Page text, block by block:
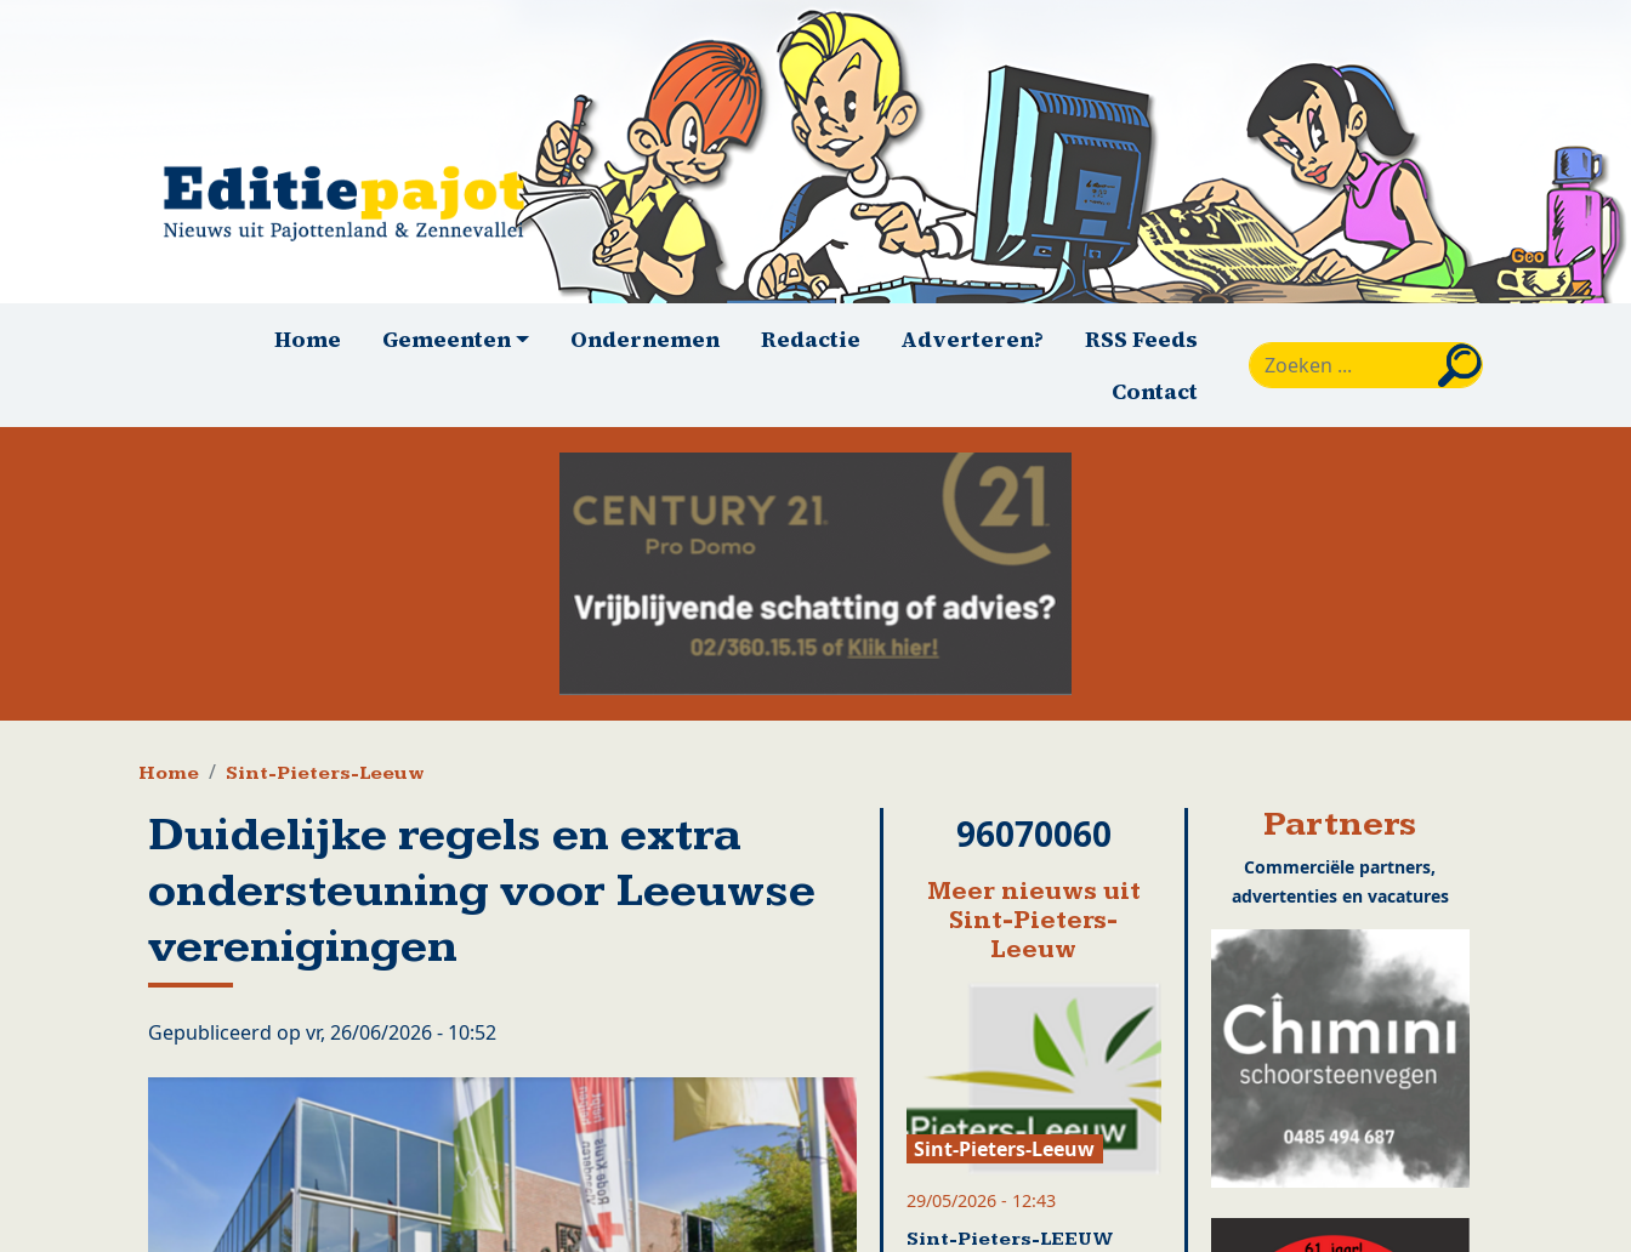
HoofdnavigatieHome Gemeenten Ondernemen Redactie Adverteren?
RSS Feeds
Contact
Kruimelpad
Home Sint-Pieters-Leeuw
Duidelijke regels en extra
ondersteuning voor Leeuwse
verenigingen
Gepubliceerd op vr, 26/06/2026 - 10:52
96070060
Meer nieuws uit
Sint-Pieters-
Leeuw
Sint-Pieters-Leeuw
29/05/2026 - 12:43
Sint-Pieters-LEEUW
Partners
Commerciële partners,
advertenties en vacatures